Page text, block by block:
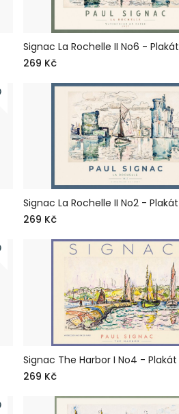
Signac La Rochelle II No6 - Plakát
269 Kč
Signac La Rochelle II No2 - Plakát
269 Kč
Signac The Harbor I No4 - Plakát
269 Kč